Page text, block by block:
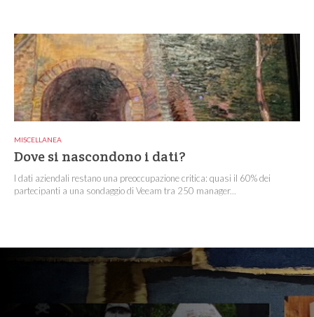
MISCELLANEA
Dove si nascondono i dati?
I dati aziendali restano una preoccupazione critica: quasi il 60% dei
partecipanti a una sondaggio di Veeam tra 250 manager...